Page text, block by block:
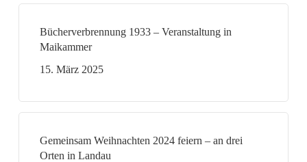
Bücherverbrennung 1933 – Veranstaltung in
Maikammer
15. März 2025
Gemeinsam Weihnachten 2024 feiern – an drei
Orten in Landau